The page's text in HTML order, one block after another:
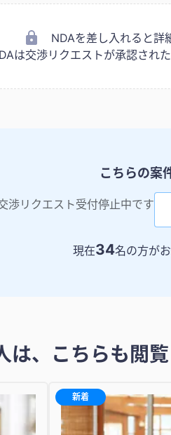
NDAを差し入れると詳
は交渉リクエストが承認され
こちらの案
渉リクエスト受付停止中です
現在34名の方が
は、こちらも閲
新着